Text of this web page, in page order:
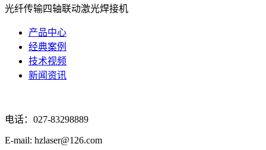
光纤传输四轴联动激光焊接机
产品中心
经典案例
技术视频
新闻资讯
电话：027-83298889
E-mail: hzlaser@126.com